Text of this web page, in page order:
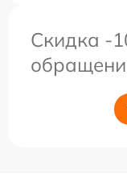
Скидка -